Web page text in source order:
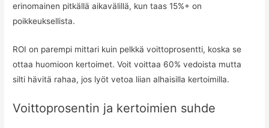
erinomainen pitkällä aikavälillä, kun taas 15%+ on
poikkeuksellista.
ROI on parempi mittari kuin pelkkä voittoprosentti, koska se
ottaa huomioon kertoimet. Voit voittaa 60% vedoista mutta
silti hävitä rahaa, jos lyöt vetoa liian alhaisilla kertoimilla.
Voittoprosentin ja kertoimien suhde